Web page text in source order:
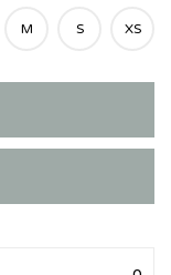
XS
S
M